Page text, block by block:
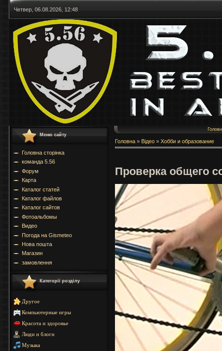
Четвер, 06.08.2026, 12:48
Меню сайту
Головна сторінка
команда 5.56
Форум
Карта
Каталог статей
Каталог файлов
Каталог сайтов
Фотоальбомы
Видео
Погода на Gismeteo
Нова пошта
Магазин
замовлення
Категорії розділу
Другое
Компьютерные игры
Красота и здоровье
Люди и блоги
Музыка
Головна » Відео » Хобби и образование
Проверка общего